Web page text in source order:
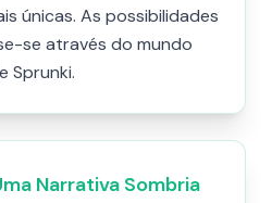
únicas. As possibilidades
se através do mundo
Sprunki.
Narrativa Sombria